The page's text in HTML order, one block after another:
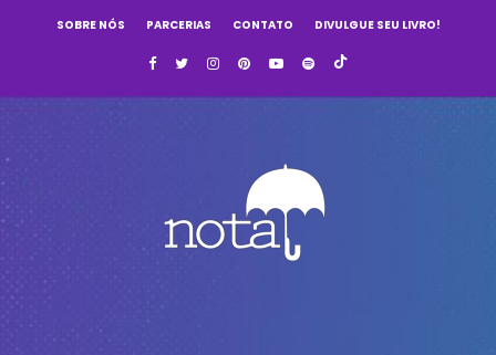
SOBRE NÓS PARCERIAS CONTATO DIVULGUE SEU LIVRO!